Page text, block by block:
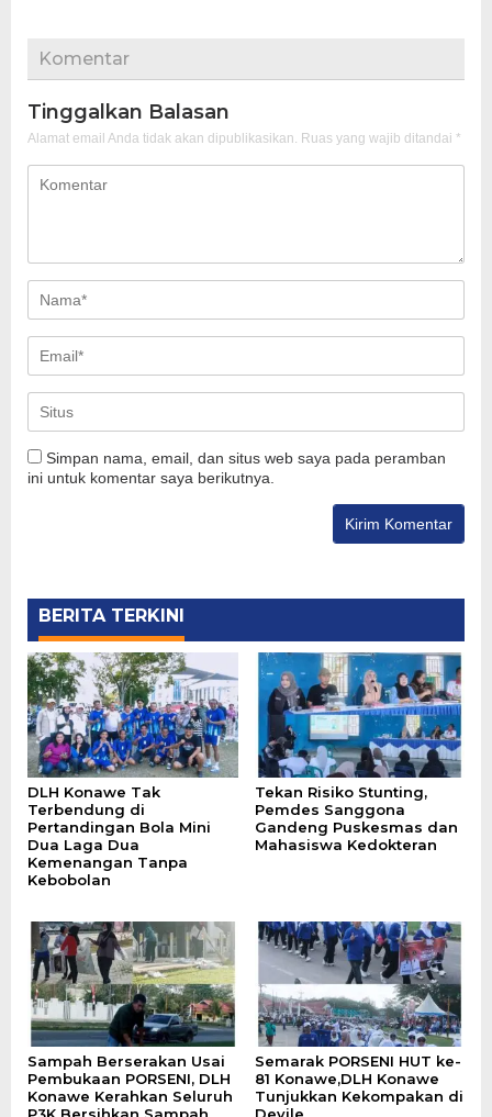
Komentar
Tinggalkan Balasan
Alamat email Anda tidak akan dipublikasikan. Ruas yang wajib ditandai *
Simpan nama, email, dan situs web saya pada peramban
ini untuk komentar saya berikutnya.
BERITA TERKINI
DLH Konawe Tak
Terbendung di
Pertandingan Bola Mini
Dua Laga Dua
Kemenangan Tanpa
Kebobolan
Tekan Risiko Stunting,
Pemdes Sanggona
Gandeng Puskesmas dan
Mahasiswa Kedokteran
Sampah Berserakan Usai
Pembukaan PORSENI, DLH
Konawe Kerahkan Seluruh
P3K Bersihkan Sampah
Semarak PORSENI HUT ke-
81 Konawe,DLH Konawe
Tunjukkan Kekompakan di
Devile